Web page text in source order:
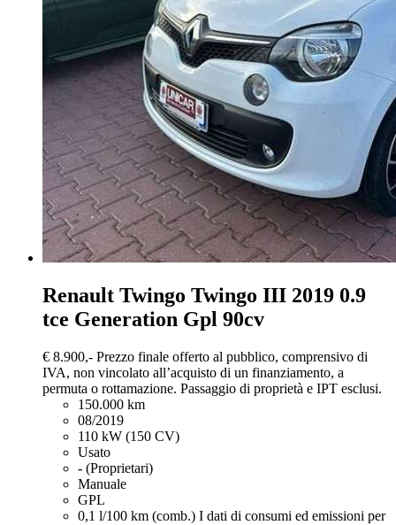
Renault Twingo Twingo III 2019 0.9
tce Generation Gpl 90cv
€ 8.900,- Prezzo finale offerto al pubblico, comprensivo di
IVA, non vincolato all’acquisto di un finanziamento, a
permuta o rottamazione. Passaggio di proprietà e IPT esclusi.
150.000 km
08/2019
110 kW (150 CV)
Usato
- (Proprietari)
Manuale
GPL
0,1 l/100 km (comb.) I dati di consumi ed emissioni per